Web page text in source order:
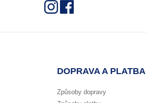
DOPRAVA A PLATBA
Způsoby dopravy